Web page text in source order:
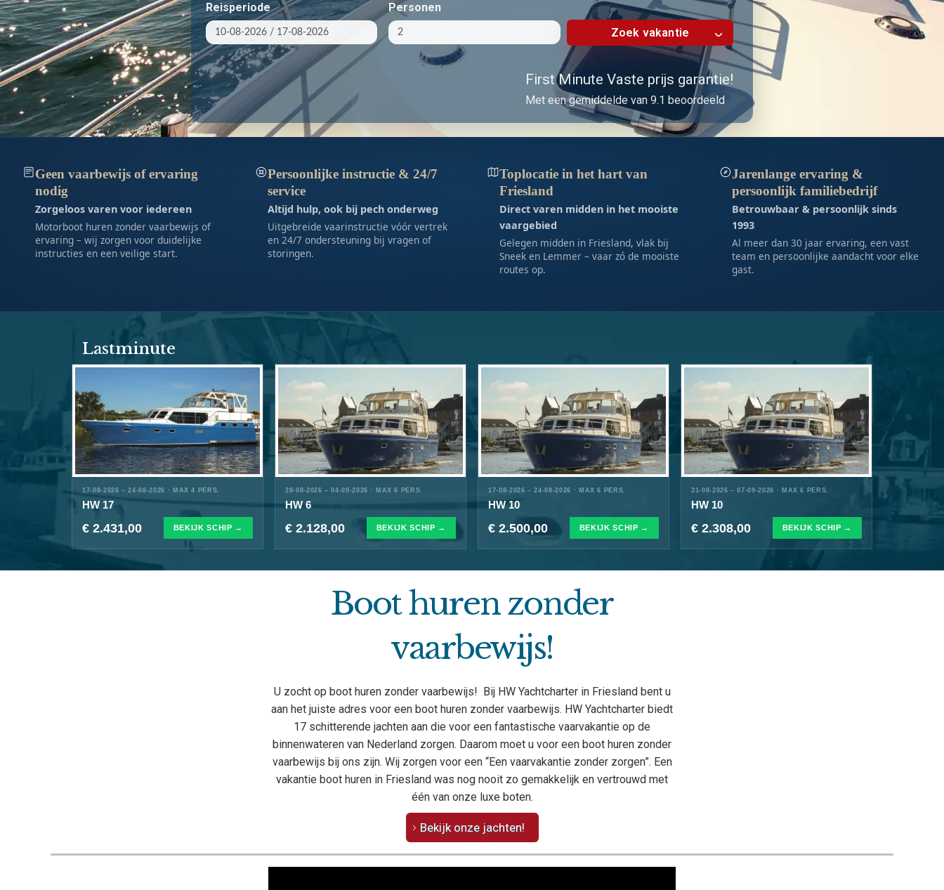
Reisperiode
Personen
Zoek vakantie
First Minute Vaste prijs garantie!
Met een gemiddelde van 9.1 beoordeeld
Geen vaarbewijs of ervaring
nodig
Zorgeloos varen voor iedereen
Motorboot huren zonder vaarbewijs of
ervaring – wij zorgen voor duidelijke
instructies en een veilige start.
Persoonlijke instructie & 24/7
service
Altijd hulp, ook bij pech onderweg
Uitgebreide vaarinstructie vóór vertrek
en 24/7 ondersteuning bij vragen of
storingen.
Toplocatie in het hart van
Friesland
Direct varen midden in het mooiste
vaargebied
Gelegen midden in Friesland, vlak bij
Sneek en Lemmer – vaar zó de mooiste
routes op.
Jarenlange ervaring &
persoonlijk familiebedrijf
Betrouwbaar & persoonlijk sinds
1993
Al meer dan 30 jaar ervaring, een vast
team en persoonlijke aandacht voor elke
gast.
Lastminute
17-08-2026 – 24-08-2026 · MAX 4 PERS.
HW 17
€ 2.431,00 BEKIJK SCHIP →
28-08-2026 – 04-09-2026 · MAX 6 PERS.
HW 6
€ 2.128,00 BEKIJK SCHIP →
17-08-2026 – 24-08-2026 · MAX 6 PERS.
HW 10
€ 2.500,00 BEKIJK SCHIP →
31-08-2026 – 07-09-2026 · MAX 6 PERS.
HW 10
€ 2.308,00 BEKIJK SCHIP →
Boot huren zonder
vaarbewijs!
U zocht op boot huren zonder vaarbewijs! Bij HW Yachtcharter in Friesland bent u
aan het juiste adres voor een boot huren zonder vaarbewijs. HW Yachtcharter biedt
17 schitterende jachten aan die voor een fantastische vaarvakantie op de
binnenwateren van Nederland zorgen. Daarom moet u voor een boot huren zonder
vaarbewijs bij ons zijn. Wij zorgen voor een “Een vaarvakantie zonder zorgen”. Een
vakantie boot huren in Friesland was nog nooit zo gemakkelijk en vertrouwd met
één van onze luxe boten.
Bekijk onze jachten!